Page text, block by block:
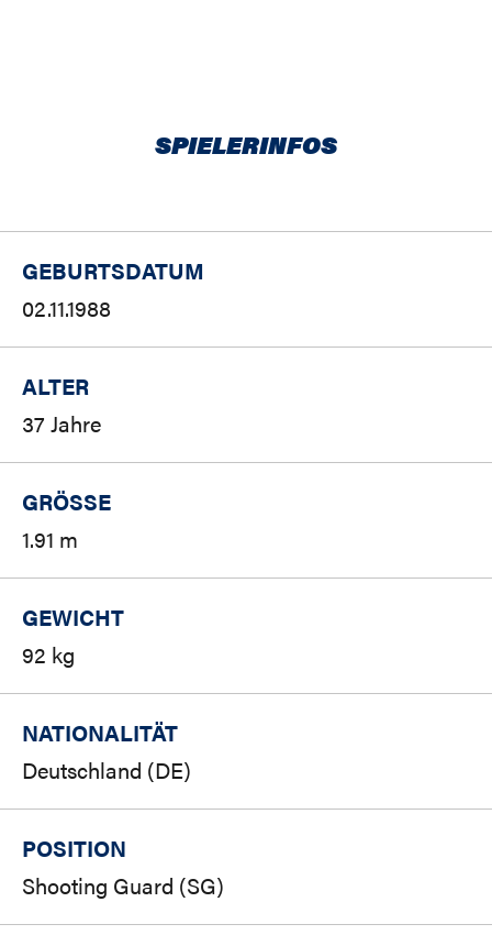
SPIELERINFOS
GEBURTSDATUM
02.11.1988
ALTER
37 Jahre
GRÖSSE
1.91 m
GEWICHT
92 kg
NATIONALITÄT
Deutschland (DE)
POSITION
Shooting Guard (SG)